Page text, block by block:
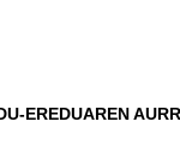
EREDUAREN